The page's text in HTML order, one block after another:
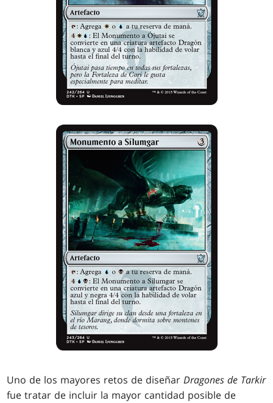
Uno de los mayores retos de diseñarDragones de Tarkir
fue tratar de incluir la mayor cantidad posible de